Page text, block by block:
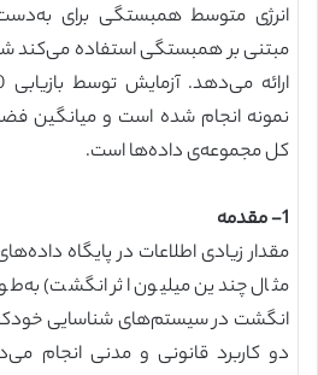
انرژی متوسط همبستگی برای
مبتنی بر همبستگی استفاده می‌کند
کل مجموعه‌ی داده‌ها است.
1- مقدمه
مقدار زیادی اطلاعات در پایگاه
مثال چندین میلیون اثر انگشت)
دو کاربرد قانونی و مدنی انجام